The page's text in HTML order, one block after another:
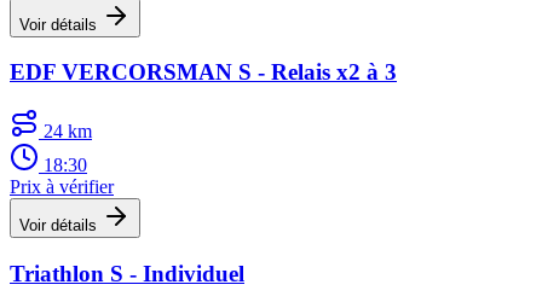
Voir détails
EDF VERCORSMAN S - Relais x2 à 3
24 km
18:30
Prix à vérifier
Voir détails
Triathlon S - Individuel